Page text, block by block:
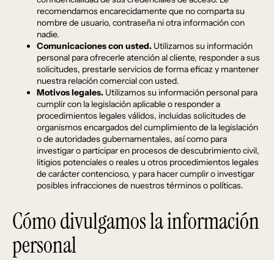
recomendamos encarecidamente que no comparta su
nombre de usuario, contraseña ni otra información con
nadie.
Comunicaciones con usted. Utilizamos su información
personal para ofrecerle atención al cliente, responder a sus
solicitudes, prestarle servicios de forma eficaz y mantener
nuestra relación comercial con usted.
Motivos legales. Utilizamos su información personal para
cumplir con la legislación aplicable o responder a
procedimientos legales válidos, incluidas solicitudes de
organismos encargados del cumplimiento de la legislación
o de autoridades gubernamentales, así como para
investigar o participar en procesos de descubrimiento civil,
litigios potenciales o reales u otros procedimientos legales
de carácter contencioso, y para hacer cumplir o investigar
posibles infracciones de nuestros términos o políticas.
Cómo divulgamos la información
personal